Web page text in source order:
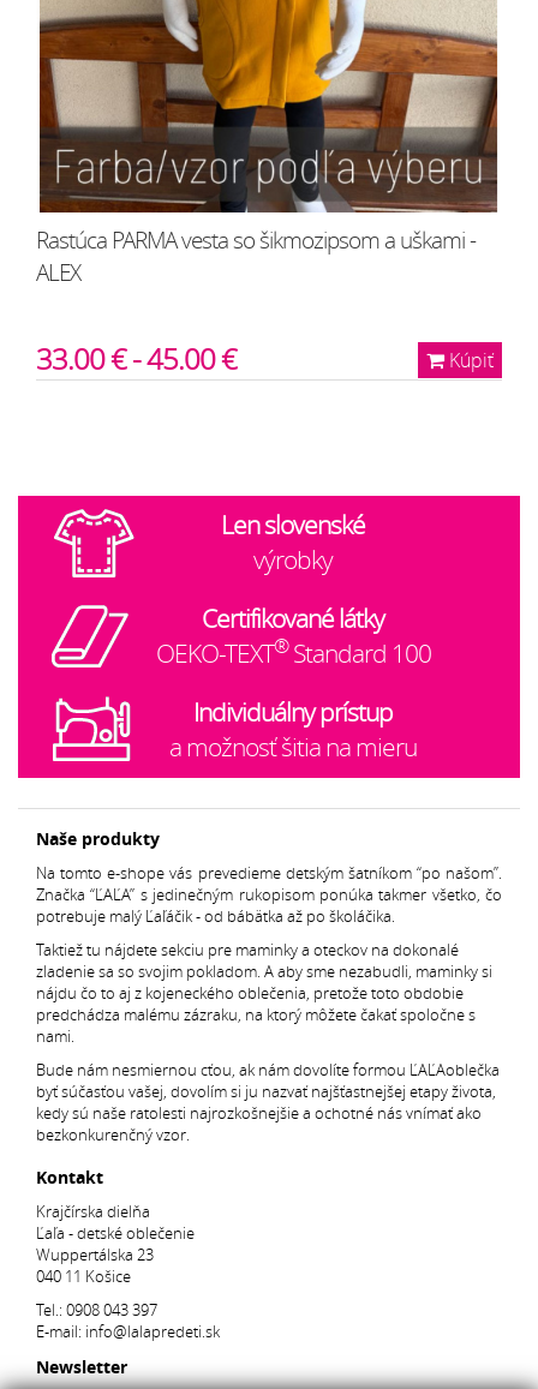
Rastúca PARMA vesta so šikmozipsom a uškami -
ALEX
Kúpiť
33.00 € - 45.00 €
Len slovenské
výrobky
Certifikované látky
OEKO-TEXT®Standard 100
Individuálny prístup
a možnosť šitia na mieru
Naše produkty
Na tomto e-shope vás prevedieme detským šatníkom “po našom”.
Značka “ĽAĽA” s jedinečným rukopisom ponúka takmer všetko, čo
potrebuje malý Ľaľáčik - od bábätka až po školáčika.
Taktiež tu nájdete sekciu pre maminky a oteckov na dokonalé
zladenie sa so svojim pokladom. A aby sme nezabudli, maminky si
nájdu čo to aj z kojeneckého oblečenia, pretože toto obdobie
predchádza malému zázraku, na ktorý môžete čakať spoločne s
nami.
Bude nám nesmiernou cťou, ak nám dovolíte formou ĽAĽAoblečka
byť súčasťou vašej, dovolím si ju nazvať najšťastnejšej etapy života,
kedy sú naše ratolesti najrozkošnejšie a ochotné nás vnímať ako
bezkonkurenčný vzor.
Kontakt
Krajčírska dielňa
Ľaľa - detské oblečenie
Wuppertálska 23
040 11 Košice
Tel.: 0908 043 397
E-mail: info@lalapredeti.sk
Newsletter